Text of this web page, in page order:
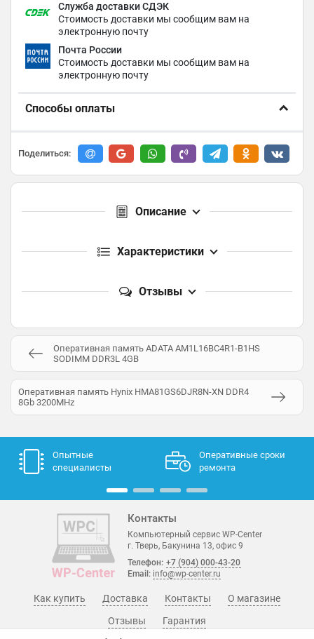
Служба доставки СДЭК
Стоимость доставки мы сообщим вам на
электронную почту
Почта России
Стоимость доставки мы сообщим вам на
электронную почту
Способы оплаты
Поделиться:
Описание
Характеристики
Отзывы
Оперативная память ADATA AM1L16BC4R1-B1HS
SODIMM DDR3L 4GB
Оперативная память Hynix HMA81GS6DJR8N-XN DDR4
8Gb 3200MHz
Опытные
специалисты
Оперативные сроки
ремонта
Контакты
Компьютерный сервис WP-Center
г. Тверь, Бакунина 13, офис 9
Телефон: +7 (904) 000-43-20
Email: info@wp-center.ru
О магазине
Гарантия
Отзывы
Как купить Доставка Контакты